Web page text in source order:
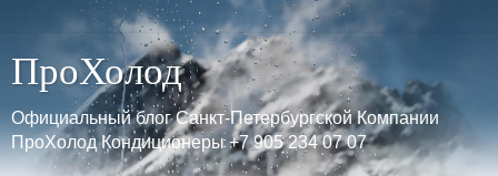
ПроХолод
Официальный блог Санкт-Петербургской Компании
ПроХолод Кондиционеры +7 905 234 07 07